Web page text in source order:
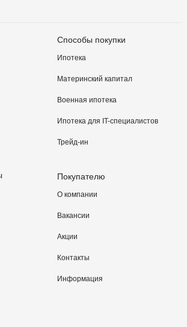
Способы покупки
Ипотека
Материнский капитал
Военная ипотека
Ипотека для IT-специалистов
Трейд-ин
Покупателю
О компании
Вакансии
Акции
Контакты
Информация